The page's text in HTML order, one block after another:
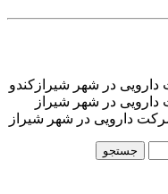
در شهر شیرازکندو
در شهر شیراز
دارویی در شهر شیراز